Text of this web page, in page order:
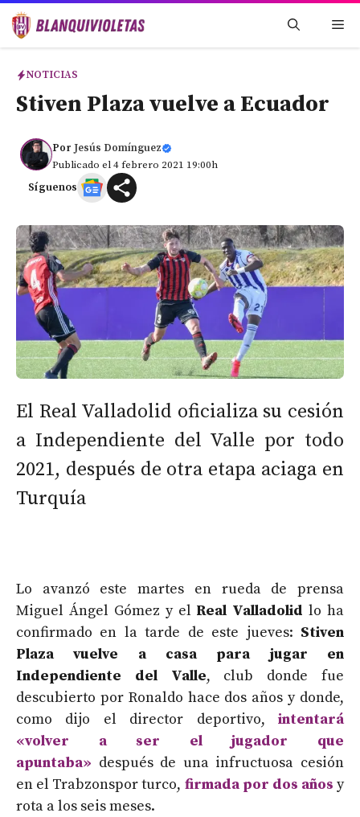
Saltar
NOTICIAS
Stiven Plaza vuelve a Ecuador
Por Jesús Domínguez
Publicado el 4 febrero 2021 19:00h
Síguenos
El Real Valladolid oficializa su cesión
a Independiente del Valle por todo
2021, después de otra etapa aciaga en
Turquía
Lo avanzó este martes en rueda de prensa
Miguel Ángel Gómez y el Real Valladolid lo ha
confirmado en la tarde de este jueves: Stiven
Plaza vuelve a casa para jugar en
Independiente del Valle, club donde fue
descubierto por Ronaldo hace dos años y donde,
como dijo el director deportivo,
intentará
«volver a ser el jugador que
apuntaba» después de una infructuosa cesión
en el Trabzonspor turco, firmada por dos años y
rota a los seis meses.